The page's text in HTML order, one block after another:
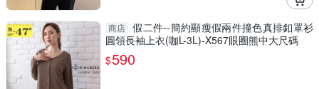
商店 假二件--簡約顯瘦假兩件撞色真排釦罩衫
圓領長袖上衣(咖L-3L)-X567眼圈熊中大尺碼
$590